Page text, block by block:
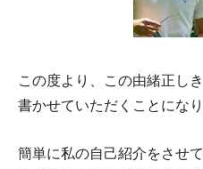
この度より、この由緒正し
書かせていただくことにな
簡単に私の自己紹介をさせ